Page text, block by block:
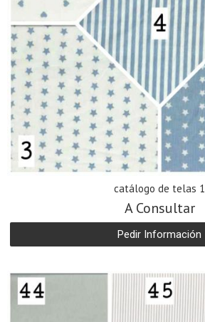
catálogo de telas 1
A Consultar
Pedir Información